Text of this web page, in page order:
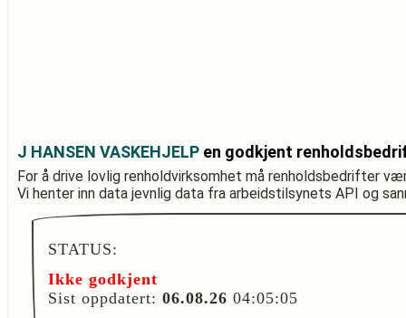
J HANSEN VASKEHJELP en godkjent
For å drive lovlig renholdvirksomhet må renholdsbedrifter
Vi henter inn data jevnlig data fra arbeidstilsynets API og
STATUS:
Ikke godkjent
Sist oppdatert: 06.08.26 04:05:05